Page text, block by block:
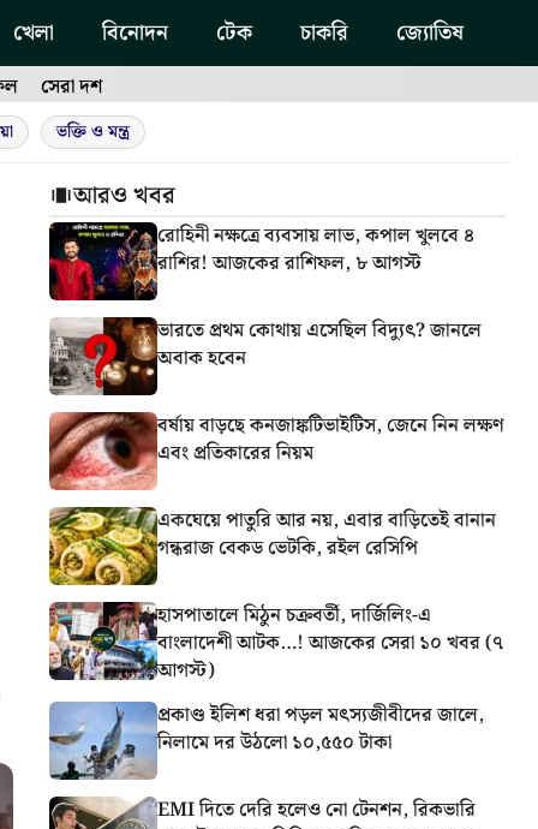
খেলা বিনোদন টেক চাকরি জ্যোতিষ
সেরা দশ
ভক্তি ও মন্ত্র
আরও খবর
রোহিনী নক্ষত্রে ব্যবসায় লাভ, কপাল খুলবে ৪
রাশির! আজকের রাশিফল, ৮ আগস্ট
ভারতে প্রথম কোথায় এসেছিল বিদ্যুৎ? জানলে
অবাক হবেন
বর্ষায় বাড়ছে কনজাঙ্কটিভাইটিস, জেনে নিন লক্ষণ
এবং প্রতিকারের নিয়ম
একঘেয়ে পাতুরি আর নয়, এবার বাড়িতেই বানান
গন্ধরাজ বেকড ভেটকি, রইল রেসিপি
হাসপাতালে মিঠুন চক্রবর্তী, দার্জিলিং-এ
বাংলাদেশী আটক…! আজকের সেরা ১০ খবর (৭
আগস্ট)
প্রকাণ্ড ইলিশ ধরা পড়ল মৎস্যজীবীদের জালে,
নিলামে দর উঠলো ১০,৫৫০ টাকা
EMI দিতে দেরি হলেও নো টেনশন, রিকভারি